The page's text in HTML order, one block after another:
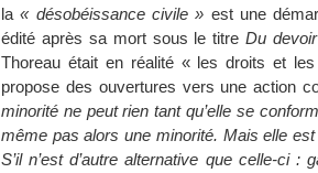
la« désobéissance civile » est une
édité après sa mort sous le titreDu
Thoreau était en réalité « les droits et
propose des ouvertures vers une action
minorité ne peut rien tant qu’elle se
même pas alors une minorité. Mais elle
S’il n’est d’autre alternative que celle-ci